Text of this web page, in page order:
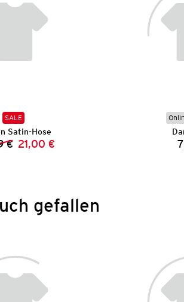
SALE
Satin-Hose
Vorheriger Preis:
€ Neuer Preis:
21,00 €
gefallen